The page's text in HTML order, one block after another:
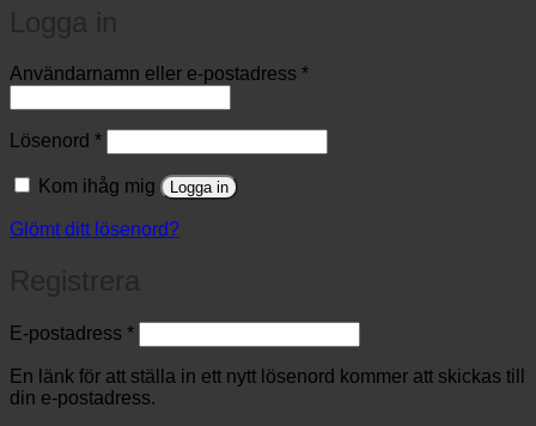
Användarnamn eller e-postadress *Obligatoriskt
Lösenord *Obligatoriskt
Kom ihåg mig Logga in
Glömt ditt lösenord?
E-postadress *Obligatoriskt
En länk för att ställa in ett nytt lösenord kommer att skickas till
din e-postadress.